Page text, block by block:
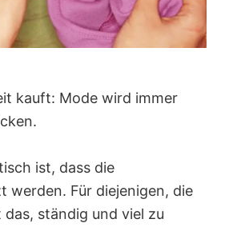
kauft: Mode wird immer
ist, dass die
werden. Für diejenigen, die
ständig und viel zu